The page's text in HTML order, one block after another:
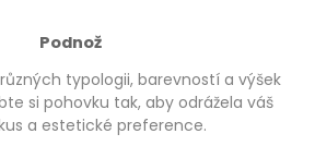
Podnož
typologii, barevností a výšek
si pohovku tak, aby odrážela váš
a estetické preference.